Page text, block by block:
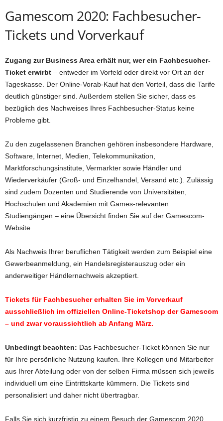
Gamescom 2020: Fachbesucher-
Tickets und Vorverkauf
Zugang zur Business Area erhält nur, wer ein Fachbesucher-
Ticket erwirbt – entweder im Vorfeld oder direkt vor Ort an der
Tageskasse. Der Online-Vorab-Kauf hat den Vorteil, dass die Tarife
deutlich günstiger sind. Außerdem stellen Sie sicher, dass es
bezüglich des Nachweises Ihres Fachbesucher-Status keine
Probleme gibt.
Zu den zugelassenen Branchen gehören insbesondere Hardware,
Software, Internet, Medien, Telekommunikation,
Marktforschungsinstitute, Vermarkter sowie Händler und
Wiederverkäufer (Groß- und Einzelhandel, Versand etc.). Zulässig
sind zudem Dozenten und Studierende von Universitäten,
Hochschulen und Akademien mit Games-relevanten
Studiengängen – eine Übersicht finden Sie auf der Gamescom-
Website
Als Nachweis Ihrer beruflichen Tätigkeit werden zum Beispiel eine
Gewerbeanmeldung, ein Handelsregisterauszug oder ein
anderweitiger Händlernachweis akzeptiert.
Tickets für Fachbesucher erhalten Sie im Vorverkauf
ausschließlich im offiziellen Online-Ticketshop der Gamescom
– und zwar voraussichtlich ab Anfang März.
Unbedingt beachten: Das Fachbesucher-Ticket können Sie nur
für Ihre persönliche Nutzung kaufen. Ihre Kollegen und Mitarbeiter
aus Ihrer Abteilung oder von der selben Firma müssen sich jeweils
individuell um eine Eintrittskarte kümmern. Die Tickets sind
personalisiert und daher nicht übertragbar.
Falls Sie sich kurzfristig zu einem Besuch der Gamescom 2020